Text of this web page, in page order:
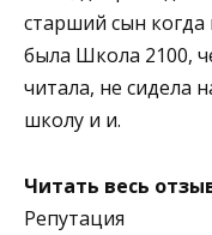
старший сын
была Школа 2100,
читала, не сидела
школу и и.
Читать весь
Репутация